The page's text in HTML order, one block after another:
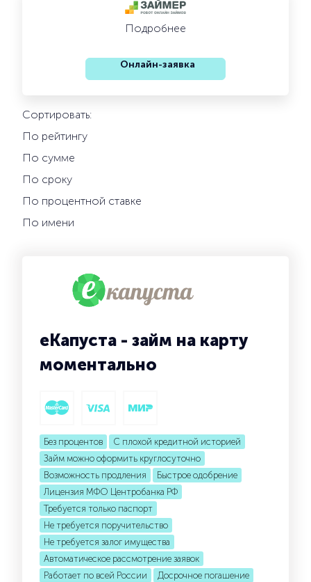
Подробнее
Онлайн-заявка
Сортировать:
По рейтингу
По сумме
По сроку
По процентной ставке
По имени
еКапуста - займ на карту
моментально
Без процентов
С плохой кредитной историей
Займ можно оформить круглосуточно
Возможность продления
Быстрое одобрение
Лицензия МФО Центробанка РФ
Требуется только паспорт
Не требуется поручительство
Не требуется залог имущества
Автоматическое рассмотрение заявок
Работает по всей России
Досрочное погашение